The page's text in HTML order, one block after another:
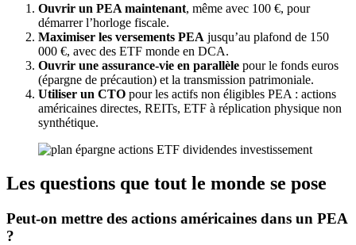
Ouvrir un PEA maintenant, même avec 100 €, pour
démarrer l’horloge fiscale.
Maximiser les versements PEA jusqu’au plafond de 150
000 €, avec des ETF monde en DCA.
Ouvrir une assurance-vie en parallèle pour le fonds euros
(épargne de précaution) et la transmission patrimoniale.
Utiliser un CTO pour les actifs non éligibles PEA : actions
américaines directes, REITs, ETF à réplication physique non
synthétique.
Les questions que tout le monde se pose
Peut-on mettre des actions américaines dans un PEA
?